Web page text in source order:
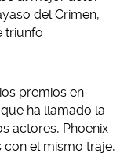
del Crimen,
triunfo
premios en
ha llamado la
actores, Phoenix
con el mismo traje,